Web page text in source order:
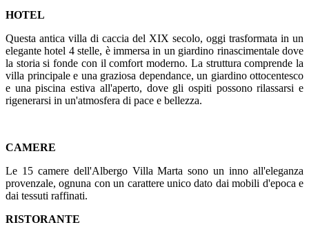
HOTEL
Questa antica villa di caccia del XIX secolo, oggi trasformata in un
elegante hotel 4 stelle, è immersa in un giardino rinascimentale dove
la storia si fonde con il comfort moderno. La struttura comprende la
villa principale e una graziosa dependance, un giardino ottocentesco
e una piscina estiva all'aperto, dove gli ospiti possono rilassarsi e
rigenerarsi in un'atmosfera di pace e bellezza.
CAMERE
Le 15 camere dell'Albergo Villa Marta sono un inno all'eleganza
provenzale, ognuna con un carattere unico dato dai mobili d'epoca e
dai tessuti raffinati.
RISTORANTE